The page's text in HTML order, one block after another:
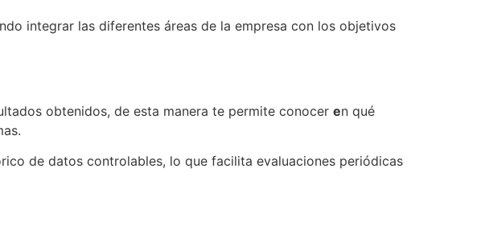
integrar las diferentes áreas de la empresa con los objetivos
obtenidos, de esta manera te permite conocer en qué
de datos controlables, lo que facilita evaluaciones periódicas